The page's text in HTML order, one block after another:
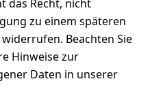
das Recht, nicht
zu einem späteren
Beachten Sie
Hinweise zur
Daten in unserer
und